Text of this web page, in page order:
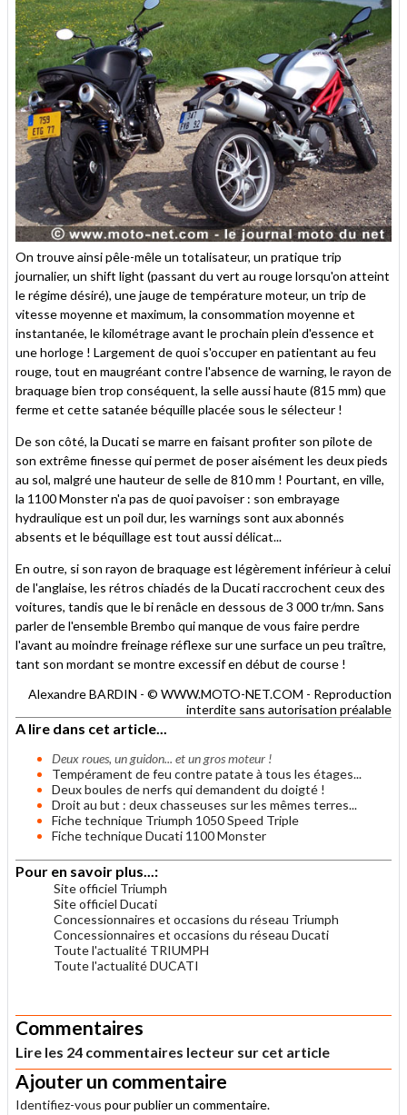
On trouve ainsi pêle-mêle un totalisateur, un pratique trip
journalier, un shift light (passant du vert au rouge lorsqu'on atteint
le régime désiré), une jauge de température moteur, un trip de
vitesse moyenne et maximum, la consommation moyenne et
instantanée, le kilométrage avant le prochain plein d'essence et
une horloge ! Largement de quoi s'occuper en patientant au feu
rouge, tout en maugréant contre l'absence de warning, le rayon de
braquage bien trop conséquent, la selle aussi haute (815 mm) que
ferme et cette satanée béquille placée sous le sélecteur !
De son côté, la Ducati se marre en faisant profiter son pilote de
son extrême finesse qui permet de poser aisément les deux pieds
au sol, malgré une hauteur de selle de 810 mm ! Pourtant, en ville,
la 1100 Monster n'a pas de quoi pavoiser : son embrayage
hydraulique est un poil dur, les warnings sont aux abonnés
absents et le béquillage est tout aussi délicat...
En outre, si son rayon de braquage est légèrement inférieur à celui
de l'anglaise, les rétros chiadés de la Ducati raccrochent ceux des
voitures, tandis que le bi renâcle en dessous de 3 000 tr/mn. Sans
parler de l'ensemble Brembo qui manque de vous faire perdre
l'avant au moindre freinage réflexe sur une surface un peu traître,
tant son mordant se montre excessif en début de course !
Alexandre BARDIN - © WWW.MOTO-NET.COM - Reproduction
interdite sans autorisation préalable
A lire dans cet article...
Deux roues, un guidon... et un gros moteur !
Tempérament de feu contre patate à tous les étages...
Deux boules de nerfs qui demandent du doigté !
Droit au but : deux chasseuses sur les mêmes terres...
Fiche technique Triumph 1050 Speed Triple
Fiche technique Ducati 1100 Monster
Pour en savoir plus...:
Site officiel Triumph
Site officiel Ducati
Concessionnaires et occasions du réseau Triumph
Concessionnaires et occasions du réseau Ducati
Toute l'actualité TRIUMPH
Toute l'actualité DUCATI
Commentaires
Lire les 24 commentaires lecteur sur cet article
Ajouter un commentaire
Identifiez-vous pour publier un commentaire.